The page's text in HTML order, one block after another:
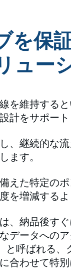
を保
ュー
を維持する
計をサポート
、継続的な
ます。
えた特定の
を増減するよ
、納品後す
データへの
と呼ばれる
合わせて特